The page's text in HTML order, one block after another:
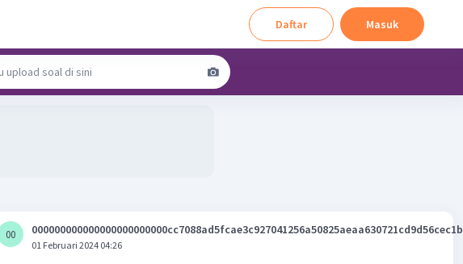
Daftar Masuk
00
0
01 Februari 2024 04:26